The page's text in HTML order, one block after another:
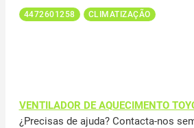
4472601258 CLIMATIZAÇÃO
VENTILADOR DE AQUECIMENTO
¿Precisas de ajuda? Contacta-nos